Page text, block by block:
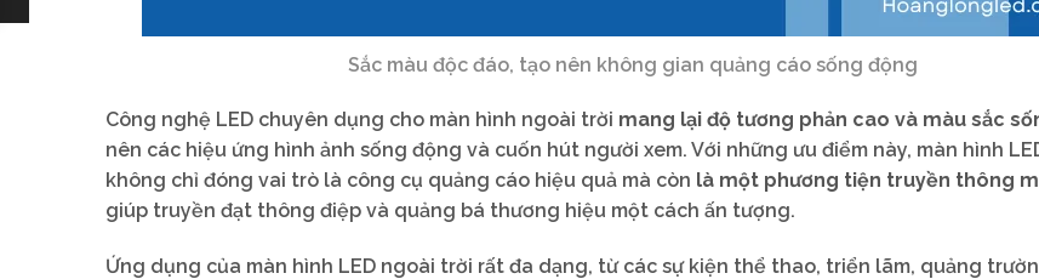
Sắc màu độc đáo, tạo nên không gian quảng cáo sống động
Công nghệ LED chuyên dụng cho màn hình ngoài trời mang lại độ tương phản cao và màu sắc
nên các hiệu ứng hình ảnh sống động và cuốn hút người xem. Với những ưu điểm này, màn hình
không chỉ đóng vai trò là công cụ quảng cáo hiệu quả mà còn là một phương tiện truyền thông
giúp truyền đạt thông điệp và quảng bá thương hiệu một cách ấn tượng.
Ứng dụng của màn hình LED ngoài trời rất đa dạng, từ các sự kiện thể thao, triển lãm, quảng